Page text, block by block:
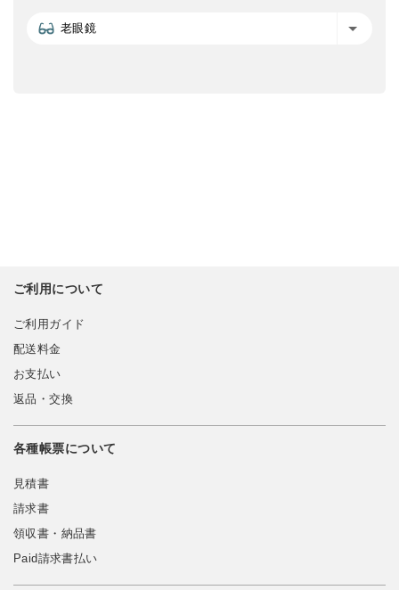
老眼鏡
ご利用について
ご利用ガイド
配送料金
お支払い
返品・交換
各種帳票について
見積書
請求書
領収書・納品書
Paid請求書払い